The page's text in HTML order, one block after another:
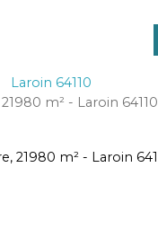
Laroin 64110
m² - Laroin 64110